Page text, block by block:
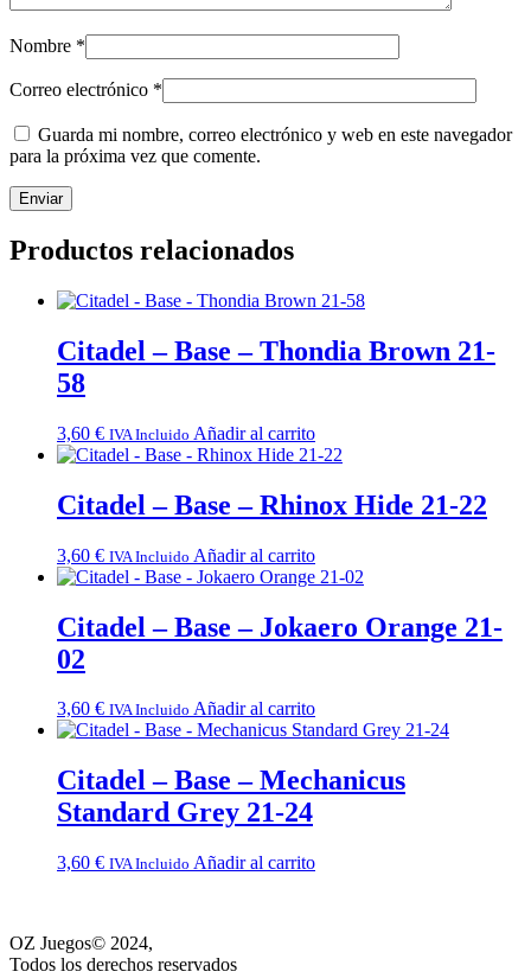
Nombre *
Correo electrónico *
Guarda mi nombre, correo electrónico y web en este navegador
para la próxima vez que comente.
Productos relacionados
Citadel – Base – Thondia Brown 21-
58
3,60 € IVA Incluido Añadir al carrito
Citadel – Base – Rhinox Hide 21-22
3,60 € IVA Incluido Añadir al carrito
Citadel – Base – Jokaero Orange 21-
02
3,60 € IVA Incluido Añadir al carrito
Citadel – Base – Mechanicus
Standard Grey 21-24
3,60 € IVA Incluido Añadir al carrito
OZ Juegos© 2024,
Todos los derechos reservados